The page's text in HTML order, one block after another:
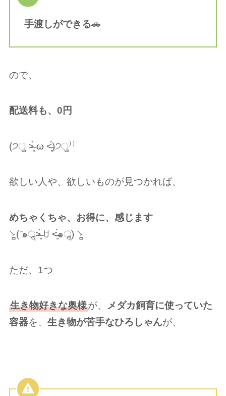
手渡しができる🚗
ので、
配送料も、0円
(੭ु ˃̶͈̀ ω ˂̶͈́)੭ु⁾⁾
欲しい人や、欲しいものが見つかれば、
めちゃくちゃ、お得に、感じます
⸌̷̻ ( ᷇๑ॢ˃̶͈̀ ꇴ ˂̶͈́๑ॢ) ⸌̷̻
ただ、1つ
生き物好きな奥様が、 メダカ飼育に使っていた
容器を、 生き物が苦手なひろしゃんが、